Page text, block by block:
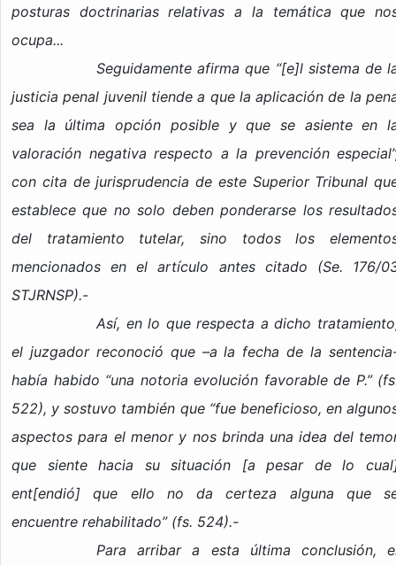
posturas doctrinarias relativas a la temática que
ocupa...
Seguidamente afirma que “[e]l sistema de
justicia penal juvenil tiende a que la aplicación de la
sea la última opción posible y que se asiente en
valoración negativa respecto a la prevención
con cita de jurisprudencia de este Superior Tribunal
establece que no solo deben ponderarse los
del tratamiento tutelar, sino todos los
mencionados en el artículo antes citado (Se. 176/
STJRNSP).-
Así, en lo que respecta a dicho
el juzgador reconoció que –a la fecha de la
había habido “una notoria evolución favorable de P.”
522), y sostuvo también que “fue beneficioso, en
aspectos para el menor y nos brinda una idea del
que siente hacia su situación [a pesar de lo
ent[endió] que ello no da certeza alguna que
encuentre rehabilitado” (fs. 524).-
Para arribar a esta última conclusión,